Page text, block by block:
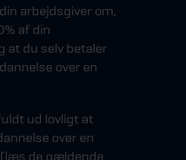
arbejdsgiver om,
af din
at du selv betaler
over en
ud lovligt at
over en
de gældende